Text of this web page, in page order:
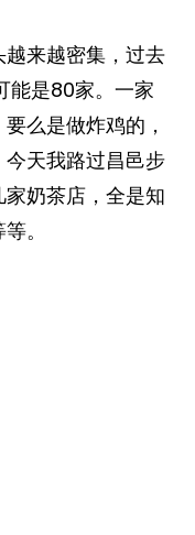
来越密集，过去
能是80家。一家
么是做炸鸡的，
天我路过昌邑步
奶茶店，全是知
。